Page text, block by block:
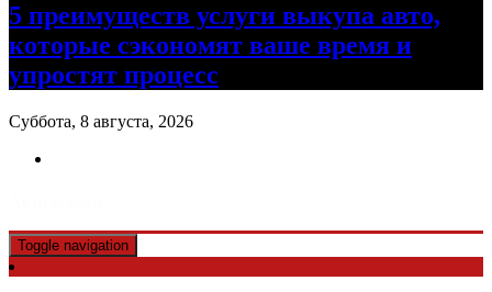
5 преимуществ услуги выкупа авто,
которые сэкономят ваше время и
упростят процесс
Суббота, 8 августа, 2026
Toggle navigation